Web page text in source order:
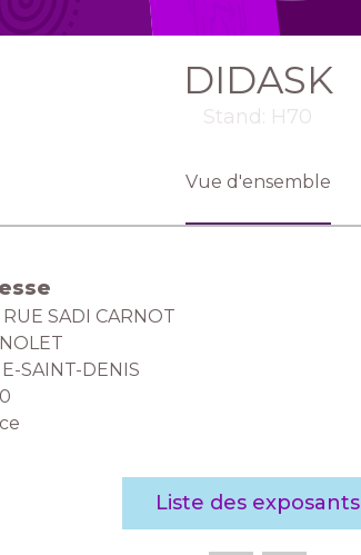
DIDASK
Stand: H70
Vue d'ensemble
SADI CARNOT
SAINT-DENIS
Liste des exposants